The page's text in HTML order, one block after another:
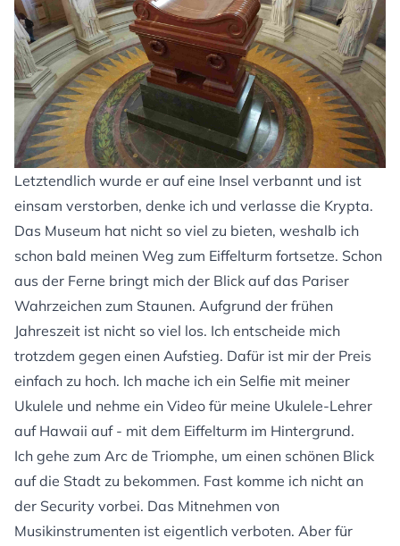
Letztendlich wurde er auf eine Insel verbannt und ist
einsam verstorben, denke ich und verlasse die Krypta.
Das Museum hat nicht so viel zu bieten, weshalb ich
schon bald meinen Weg zum Eiffelturm fortsetze. Schon
aus der Ferne bringt mich der Blick auf das Pariser
Wahrzeichen zum Staunen. Aufgrund der frühen
Jahreszeit ist nicht so viel los. Ich entscheide mich
trotzdem gegen einen Aufstieg. Dafür ist mir der Preis
einfach zu hoch. Ich mache ich ein Selfie mit meiner
Ukulele und nehme ein Video für meine Ukulele-Lehrer
auf Hawaii auf - mit dem Eiffelturm im Hintergrund.
Ich gehe zum Arc de Triomphe, um einen schönen Blick
auf die Stadt zu bekommen. Fast komme ich nicht an
der Security vorbei. Das Mitnehmen von
Musikinstrumenten ist eigentlich verboten. Aber für